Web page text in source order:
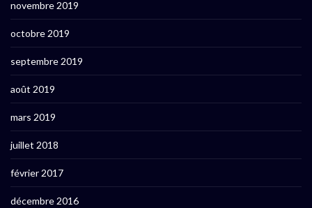
novembre 2019
octobre 2019
septembre 2019
août 2019
mars 2019
juillet 2018
février 2017
décembre 2016